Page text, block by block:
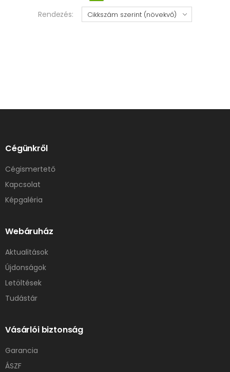
Rendezés:
Cégünkről
Cégismertető
Kapcsolat
Képgaléria
Webáruház
Aktualitások
Újdonságok
Letöltések
Tudástár
Vásárlói biztonság
Garancia
ÁSZF